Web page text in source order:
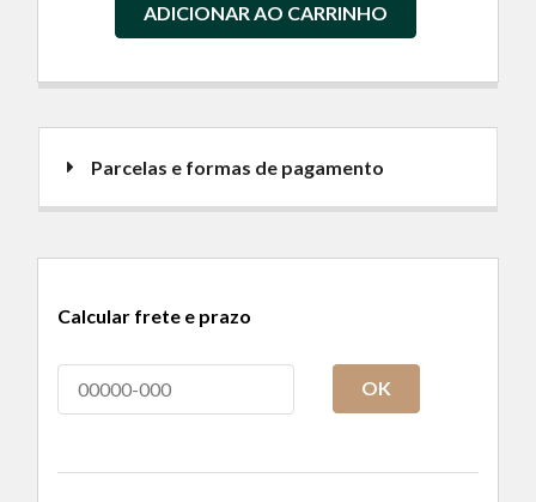
ADICIONAR AO CARRINHO
Parcelas e formas de pagamento
Calcular frete e prazo
OK